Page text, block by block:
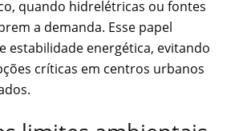
quando hidrelétricas ou fontes
a demanda. Esse papel
estabilidade energética, evitando
críticas em centros urbanos